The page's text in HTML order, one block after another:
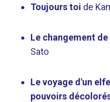
Toujours toi de
Le changement
Sato
Le voyage d'un
pouvoirs